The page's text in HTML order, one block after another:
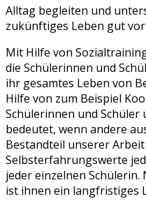
Alltag begleiten und
zukünftiges Leben gut
Mit Hilfe von
die Schülerinnen und
ihr gesamtes Leben von
Hilfe von zum Beispiel
Schülerinnen und Schüler
bedeutet, wenn andere
Bestandteil unserer
Selbsterfahrungswerte
jeder einzelnen
ist ihnen ein langfristiges